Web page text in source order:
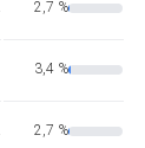
2,7 %
3,4 %
2,7 %